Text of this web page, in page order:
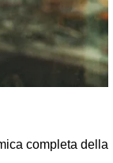
completa della